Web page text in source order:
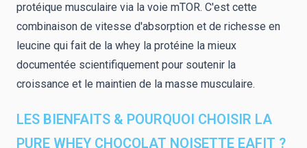
protéique musculaire via la voie mTOR. C'est cette
combinaison de vitesse d'absorption et de richesse en
leucine qui fait de la whey la protéine la mieux
documentée scientifiquement pour soutenir la
croissance et le maintien de la masse musculaire.
LES BIENFAITS & POURQUOI CHOISIR LA
PURE WHEY CHOCOLAT NOISETTE EAFIT ?